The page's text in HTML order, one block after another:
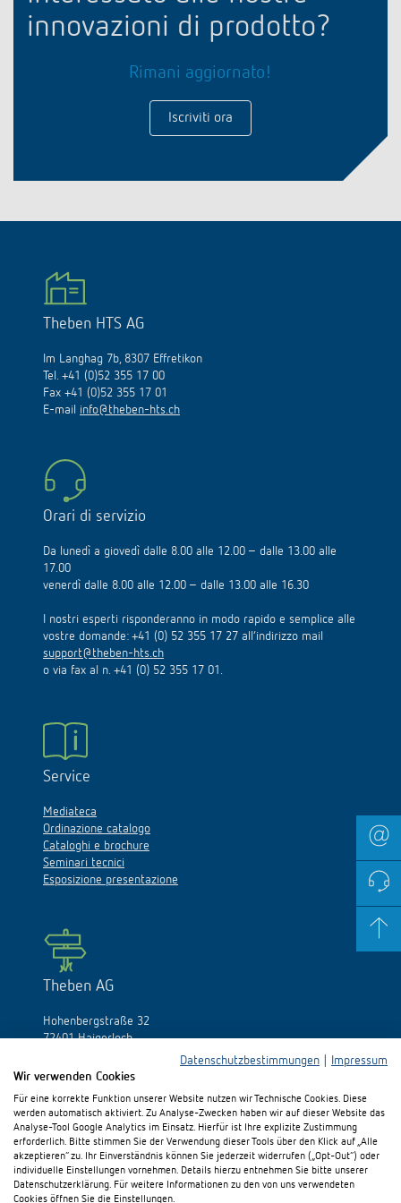
innovazioni di prodotto?
Rimani aggiornato!
Iscriviti ora
Theben HTS AG
Im Langhag 7b, 8307 Effretikon
Tel. +41 (0)52 355 17 00
Fax +41 (0)52 355 17 01
E-mail info@theben-hts.ch
Orari di servizio
Da lunedì a giovedì dalle 8.00 alle 12.00 – dalle 13.00 alle
17.00
venerdì dalle 8.00 alle 12.00 – dalle 13.00 alle 16.30
I nostri esperti risponderanno in modo rapido e semplice alle
vostre domande: +41 (0) 52 355 17 27 all’indirizzo mail
support@theben-hts.ch
o via fax al n. +41 (0) 52 355 17 01.
Service
Mediateca
Ordinazione catalogo
Cataloghi e brochure
Seminari tecnici
Esposizione presentazione
Theben AG
Hohenbergstraße 32
72401 Haigerloch
Fax: +49 (0)74 74/692-150
E-Mail:info@theben.de
Datenschutzbestimmungen
Impressum
Wir verwenden Cookies
Für eine korrekte Funktion unserer Website nutzen wir Technische Cookies. Diese
werden automatisch aktiviert. Zu Analyse-Zwecken haben wir auf dieser Website das
Analyse-Tool Google Analytics im Einsatz. Hierfür ist Ihre explizite Zustimmung
erforderlich. Bitte stimmen Sie der Verwendung dieser Tools über den Klick auf „Alle
akzeptieren“ zu. Ihr Einverständnis können Sie jederzeit widerrufen („Opt-Out“) oder
individuelle Einstellungen vornehmen. Details hierzu entnehmen Sie bitte unserer
Datenschutzerklärung. Für weitere Informationen zu den von uns verwendeten
Cookies öffnen Sie die Einstellungen.